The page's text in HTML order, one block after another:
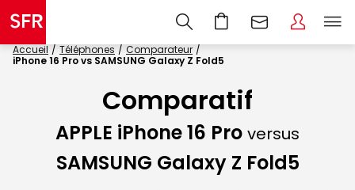
Accueil Téléphones
Comparateur
iPhone 16 Pro vs SAMSUNG Galaxy Z Fold5
Comparatif
APPLE iPhone 16 Pro versus
SAMSUNG Galaxy Z Fold5